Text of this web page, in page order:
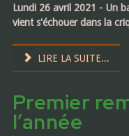
Lundi 26 avril 2021 - Un
vient s'échouer dans la
LIRE LA SUITE...
Premier
l’année